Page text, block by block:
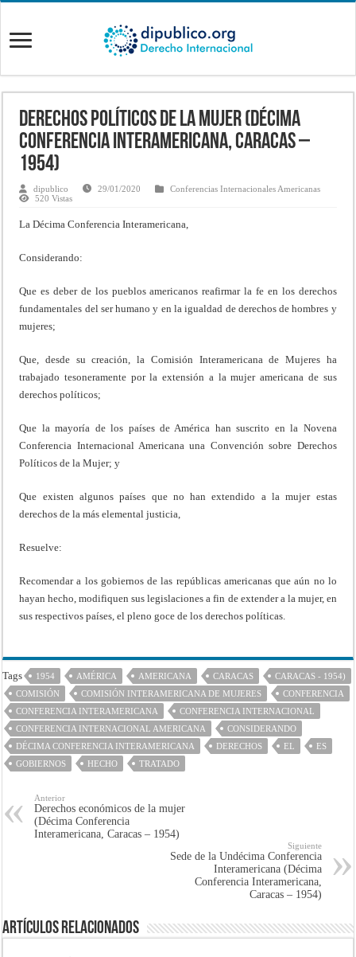
Derechos políticos de la mujer (Décima
Conferencia Interamericana, Caracas –
1954)
dipublico 29/01/2020
Conferencias Internacionales Americanas
520 Vistas
La Décima Conferencia Interamericana,
Considerando:
Que es deber de los pueblos americanos reafirmar la fe en los derechos
fundamentales del ser humano y en la igualdad de derechos de hombres y
mujeres;
Que, desde su creación, la Comisión Interamericana de Mujeres ha
trabajado tesoneramente por la extensión a la mujer americana de sus
derechos políticos;
Que la mayoría de los países de América han suscrito en la Novena
Conferencia Internacional Americana una Convención sobre Derechos
Políticos de la Mujer; y
Que existen algunos países que no han extendido a la mujer estas
derechos de la más elemental justicia,
Resuelve:
Recomendar a los gobiernos de las repúblicas americanas que aún no lo
hayan hecho, modifiquen sus legislaciones a fin de extender a la mujer, en
sus respectivos países, el pleno goce de los derechos políticas.
Tags 1954 AMÉRICA AMERICANA CARACAS
CARACAS - 1954)
COMISIÓN
COMISIÓN INTERAMERICANA DE MUJERES
CONFERENCIA
CONFERENCIA INTERAMERICANA
CONFERENCIA INTERNACIONAL
CONFERENCIA INTERNACIONAL AMERICANA
CONSIDERANDO
DÉCIMA CONFERENCIA INTERAMERICANA
DERECHOS EL
ES
GOBIERNOS
HECHO TRATADO
Anterior
Derechos económicos de la mujer
(Décima Conferencia
Interamericana, Caracas – 1954)
Siguiente
Sede de la Undécima Conferencia
Interamericana (Décima
Conferencia Interamericana,
Caracas – 1954)
Artículos Relacionados